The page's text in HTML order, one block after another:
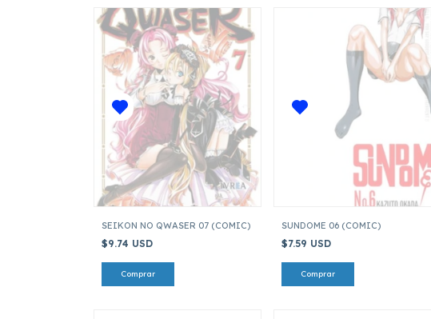
SEIKON NO QWASER 07 (COMIC)
$9.74 USD
SUNDOME 06 (COMIC)
$7.59 USD